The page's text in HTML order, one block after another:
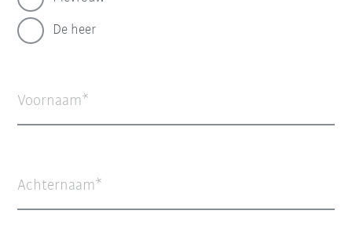
De heer
Voornaam
Achternaam